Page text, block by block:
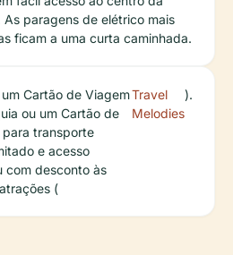
As paragens de elétrico mais
ficam a uma curta caminhada.
Cartão de Viagem
ou um Cartão de
para transporte
e acesso
com desconto às
(
Travel
Melodies
).